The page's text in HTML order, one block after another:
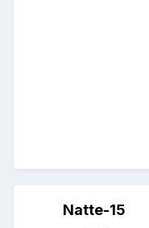
Natte-15